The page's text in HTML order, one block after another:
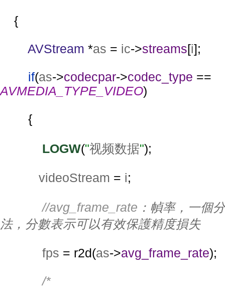
{
AVStream *as = ic->streams[i];
if(as->codecpar->codec_type
AVMEDIA_TYPE_VIDEO)
{
LOGW("视频数据");
videoStream = i;
//avg_frame_rate ：幀率，一個
法，分數表示可以有效保護精度損失
fps = r2d(as->avg_frame_rate);
/*